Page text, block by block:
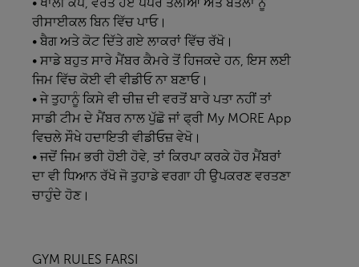
• ਖਾਲੀ ਕੱਪ, ਵਰਤੇ ਹੋਏ ਪੇਪਰ ਤੌਲੀਆ ਅਤੇ ਬੋਤਲਾਂ ਨੂੰ
ਰੀਸਾਈਕਲ ਬਿਨ ਵਿੱਚ ਪਾਓ।
• ਬੈਗ ਅਤੇ ਕੋਟ ਦਿੱਤੇ ਗਏ ਲਾਕਰਾਂ ਵਿੱਚ ਰੱਖੋ।
• ਸਾਡੇ ਬਹੁਤ ਸਾਰੇ ਮੈਂਬਰ ਕੈਮਰੇ ਤੋਂ ਹਿਜਕਦੇ ਹਨ, ਇਸ ਲਈ
ਜਿਮ ਵਿੱਚ ਕੋਈ ਵੀ ਵੀਡੀਓ ਨਾ ਬਣਾਓ।
• ਜੇ ਤੁਹਾਨੂੰ ਕਿਸੇ ਵੀ ਚੀਜ਼ ਦੀ ਵਰਤੋਂ ਬਾਰੇ ਪਤਾ ਨਹੀਂ ਤਾਂ
ਸਾਡੀ ਟੀਮ ਦੇ ਮੈਂਬਰ ਨਾਲ ਪੁੱਛੋ ਜਾਂ ਫ੍ਰੀ My MORE App
ਵਿਚਲੇ ਸੌਖੇ ਹਦਾਇਤੀ ਵੀਡੀਓਜ਼ ਵੇਖੋ।
• ਜਦੋਂ ਜਿਮ ਭਰੀ ਹੋਈ ਹੋਵੇ, ਤਾਂ ਕਿਰਪਾ ਕਰਕੇ ਹੋਰ ਮੈਂਬਰਾਂ
ਦਾ ਵੀ ਧਿਆਨ ਰੱਖੋ ਜੋ ਤੁਹਾਡੇ ਵਰਗਾ ਹੀ ਉਪਕਰਣ ਵਰਤਣਾ
ਚਾਹੁੰਦੇ ਹੋਣ।
GYM RULES FARSI